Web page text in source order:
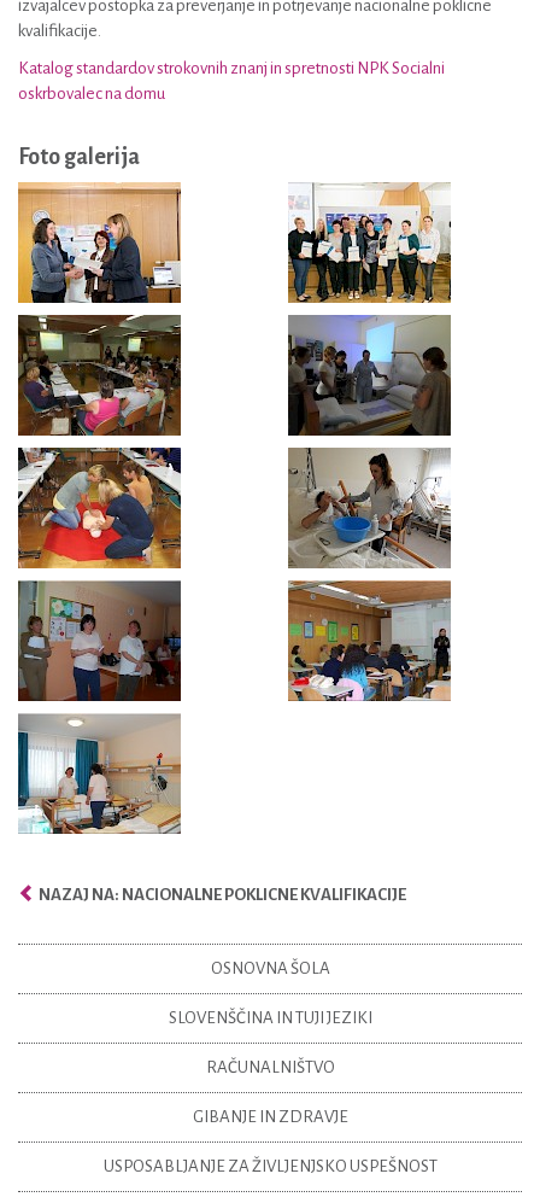
izvajalcev postopka za preverjanje in potrjevanje nacionalne poklicne
kvalifikacije.
Katalog standardov strokovnih znanj in spretnosti NPK Socialni
oskrbovalec na domu
Foto galerija
NAZAJ NA: NACIONALNE POKLICNE KVALIFIKACIJE
OSNOVNA ŠOLA
SLOVENŠČINA IN TUJI JEZIKI
RAČUNALNIŠTVO
GIBANJE IN ZDRAVJE
USPOSABLJANJE ZA ŽIVLJENJSKO USPEŠNOST